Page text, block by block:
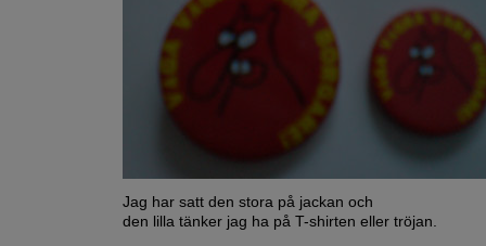
Jag har satt den stora på jackan och
den lilla tänker jag ha på T-shirten eller tröjan.